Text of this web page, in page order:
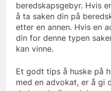
beredskapsgebyr. Hvis
å ta saken din på
etter en annen. Hvis en
din for denne typen
kan vinne.
Et godt tips å huske på
med en advokat, er å gi